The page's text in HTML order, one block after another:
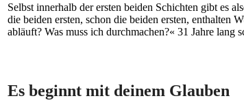
Selbst innerhalb der ersten beiden Schichten gibt es
die beiden ersten, schon die beiden ersten, enthalten
abläuft? Was muss ich durchmachen?« 31 Jahre
Es beginnt mit deinem Glauben